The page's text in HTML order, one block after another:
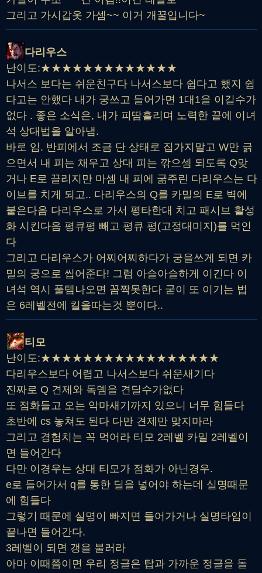
그리고 가시갑옷 가셈~~ 이거 개꿀입니다~
다리우스
난이도:★★★★★★★★★★★★★
나서스 보다는 쉬운친구다 나서스보다 쉽다고 했지 쉽
다고는 안했다 내가 궁쓰고 들어가면 1대1을 이길수가
없다 . 좋은 소식은, 내가 피땀흘리며 노력한 끝에 이녀
석 상대법을 알아냄.
바로 임. 반피에서 조금 단 상태로 집가지말고 W만 긁
으면서 내 피는 채우고 상대 피는 깎으셈 되도록 Q맞
거나 E로 끌리지만 마셈 내 피에 굶주린 다리우스는 다
이브를 치게 되고.. 다리우스의 Q를 카밀의 E로 벽에
붙은다음 다리우스로 가서 평타한대 치고 패시브 활성
화 시킨다음 평큐평 빼고 평큐 평(고정대미지)를 먹인
다
그리고 다리우스가 어찌어찌하다가 궁을쓰게 되면 카
밀의 궁으로 씹어준다! 그럼 아슬아슬하게 이긴다 이
녀석 역시 풀템나오면 꼼짝못한다 굳이 또 이기는 법
은 6레벨전에 킬을따는것 뿐이다..
티모
난이도:★★★★★★★★★★★★★★★★★
다리우스보다 어렵고 나서스보다 쉬운새기다
진짜로 Q 견제와 독뎀을 견딜수가없다
또 점화들고 오는 악마새기까지 있으니 너무 힘들다
초반에 cs 놓쳐도 된다 다만 견제만 맞지마라
그리고 경험치는 꼭 먹어라 티모 2레벨 카밀 2레벨이
면 들어간다
다만 이경우는 상대 티모가 점화가 아닌경우.
e로 들어가서 q를 통한 딜을 넣어야 하는데 실명때문
에 힘들다
그렇기 때문에 실명이 빠지면 들어가거나 실명타임이
끝나면 들어간다.
3레벨이 되면 갱을 불러라
아마 이때쯤이면 우리 정글은 탑과 가까운 정글을 돌